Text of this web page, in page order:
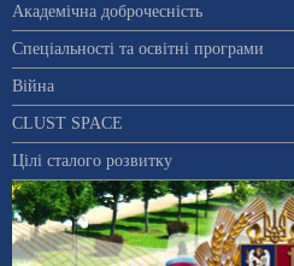
Академічна доброчесність
Спеціальності та освітні програми
Війна
CLUST SPACE
Цілі сталого розвитку